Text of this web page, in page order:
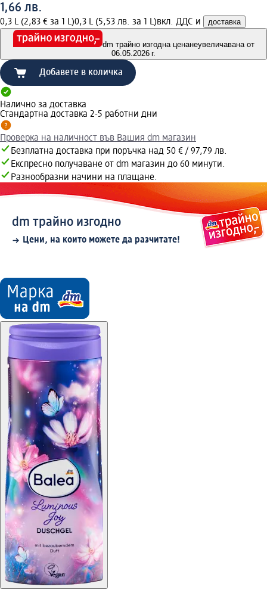
1,66 лв.
0,3 L (2,83 € за 1 L)0,3 L (5,53 лв. за 1 L)вкл. ДДС и доставка
dm трайно изгодна ценанеувеличавана от
06.05.2026 г.
Добавете в количка
Налично за доставка
Стандартна доставка 2-5 работни дни
Проверка на наличност във Вашия dm магазин
Безплатна доставка при поръчка над 50 € / 97,79 лв.
Експресно получаване от dm магазин до 60 минути.
Разнообразни начини на плащане.
dm трайно изгодно
Цени, на които можете да разчитате!